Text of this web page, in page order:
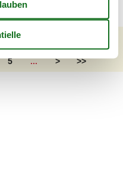
5 ... > >>